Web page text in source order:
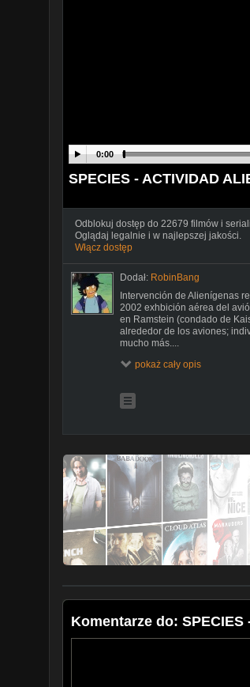
0:00
SPECIES - ACTIVIDAD
Odblokuj dostęp do 22679 filmów i
Oglądaj legalnie i w najlepszej jakości.
Włącz dostęp
Dodał: RobinBang
Intervención de Alienígenas
2002 exhbición aérea del
en Ramstein (condado de
alrededor de los aviones;
mucho más....
Las imágenes mostradas
El Desastre de Ramstein; fue
una exhibición de vuelo.
El Desastre de Leópolis
Su-27 que realizaba
donde se encontraban los
heridas. Es el peor
pokaż cały opis
Komentarze do: SPECIES